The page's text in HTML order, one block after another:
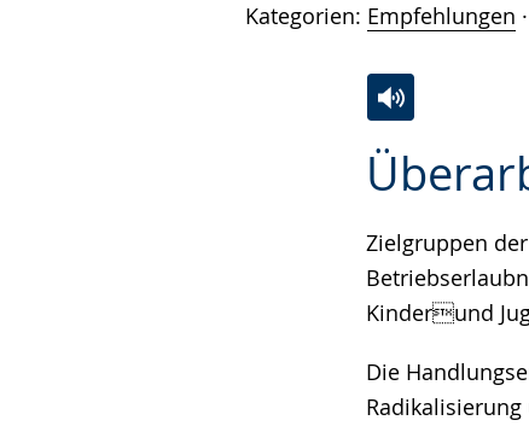
Kategorien: Empfehlungen ·
Zielgruppen
Kinderund
Die
Leichten
wechseln.
Audio-
Video
Deutscher
wird